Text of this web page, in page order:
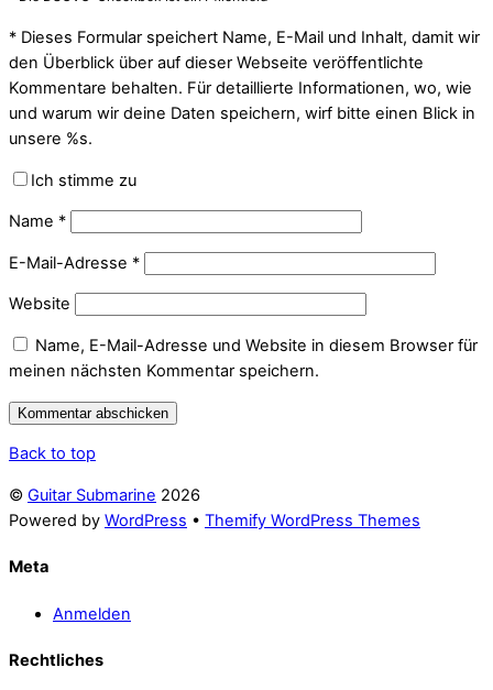
* Dieses Formular speichert Name, E-Mail und Inhalt, damit wir
den Überblick über auf dieser Webseite veröffentlichte
Kommentare behalten. Für detaillierte Informationen, wo, wie
und warum wir deine Daten speichern, wirf bitte einen Blick in
unsere %s.
Ich stimme zu
Name *
E-Mail-Adresse *
Website
Name, E-Mail-Adresse und Website in diesem Browser für
meinen nächsten Kommentar speichern.
Back to top
© Guitar Submarine 2026
Powered by WordPress • Themify WordPress Themes
Meta
Anmelden
Rechtliches